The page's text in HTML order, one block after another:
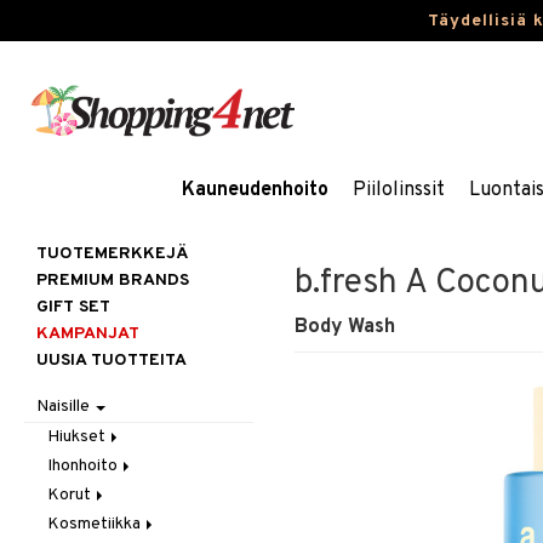
Täydellisiä
Kauneudenhoito Piilolinssit
b.fresh A
Body Wash
TUOTEMERKKEJÄ
PREMIUM BRANDS
GIFT SET
KAMPANJAT
UUSIA TUOTTEITA
Naisille
Hiukset
Gift Set
Harjat / Kammat
Hiuskuurit
Ihonhoito
Aurinkotuotteet
Erikoistuotteet
Korut
Kaulakorut
Kosmetiikka